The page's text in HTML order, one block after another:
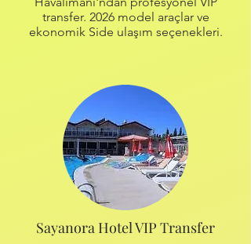
transfer. 2026 model araçlar ve
ekonomik Side ulaşım seçenekleri.
Sayanora Hotel VIP Transfer